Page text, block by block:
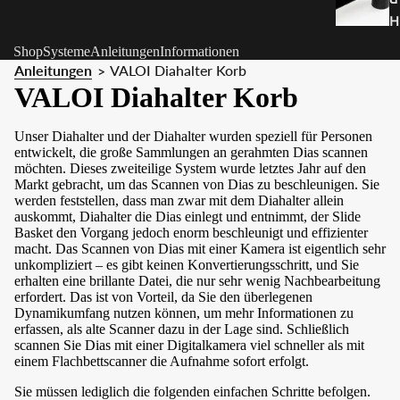
H
t
ShopSystemeAnleitungenInformationen
Anleitungen > VALOI Diahalter Korb
VALOI Diahalter Korb
UnserDiahalterund der Diahalterwurden speziell für Personen
entwickelt, die große Sammlungen an gerahmten Dias scannen
möchten. Dieses zweiteilige System wurde letztes Jahr auf den
Markt gebracht, um das Scannen von Dias zu beschleunigen. Sie
werden feststellen, dass man zwar mit dem Diahalter allein
auskommt, Diahalter die Dias einlegt und entnimmt, der Slide
Basket den Vorgang jedoch enorm beschleunigt und effizienter
macht. Das Scannen von Dias mit einer Kamera ist eigentlich sehr
unkompliziert – es gibt keinen Konvertierungsschritt, und Sie
erhalten eine brillante Datei, die nur sehr wenig Nachbearbeitung
erfordert. Das ist von Vorteil, da Sie den überlegenen
Dynamikumfang nutzen können, um mehr Informationen zu
erfassen, als alte Scanner dazu in der Lage sind. Schließlich
scannen Sie Dias mit einer Digitalkamera viel schneller als mit
einem Flachbettscanner die Aufnahme sofort erfolgt.
Sie müssen lediglich die folgenden einfachen Schritte befolgen.